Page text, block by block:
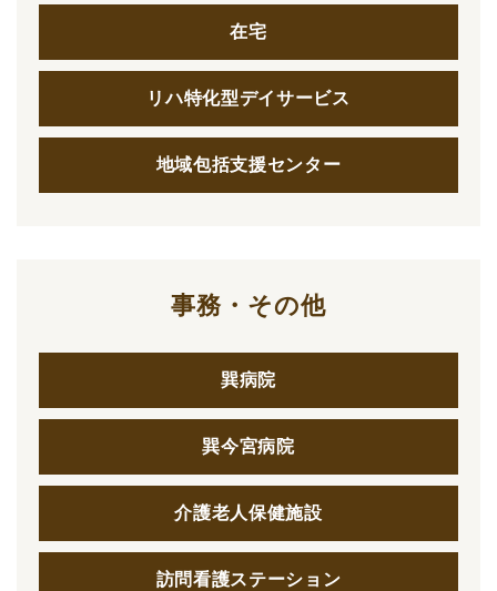
在宅
リハ特化型デイサービス
地域包括支援センター
事務・その他
巽病院
巽今宮病院
介護老人保健施設
訪問看護ステーション